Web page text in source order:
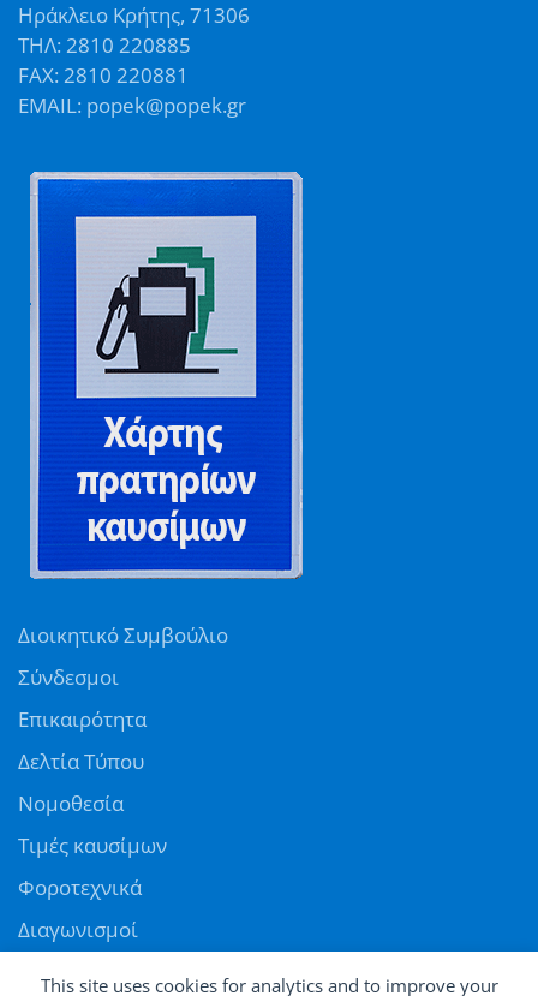
This site uses cookies for analytics and to improve your
Ηράκλειο Κρήτης, 71306
ΤΗΛ: 2810 220885
FAX: 2810 220881
EMAIL: popek@popek.gr
Διοικητικό Συμβούλιο
Σύνδεσμοι
Επικαιρότητα
Δελτία Τύπου
Νομοθεσία
Τιμές καυσίμων
Φοροτεχνικά
Διαγωνισμοί
Αγγελίες